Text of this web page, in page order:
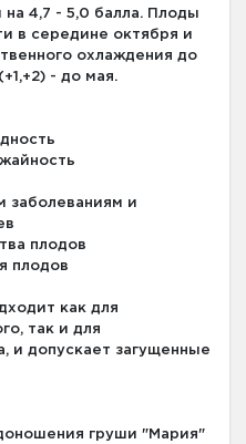
4,7 - 5,0 балла. Плоды
в середине октября и
охлаждения до
- до мая.
заболеваниям и
плодов
плодов
как для
так и для
и допускает загущенные
груши "Мария"